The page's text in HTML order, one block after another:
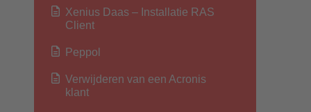
Xenius Daas – Installatie RAS
Client
Peppol
Verwijderen van een Acronis
klant